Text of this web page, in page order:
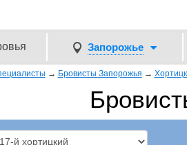
Запорожье
→ Бровисты Запорожья →